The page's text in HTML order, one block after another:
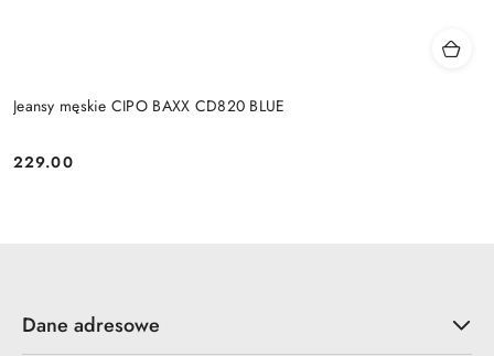
Jeansy męskie CIPO BAXX CD820 BLUE
Cena:
229.00
Dane adresowe